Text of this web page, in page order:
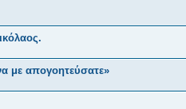
με απογοητεύσατε»